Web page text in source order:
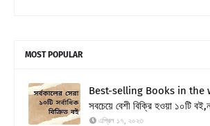
MOST POPULAR
Best-selling Books in the
সবচেয়ে বেশী বিক্রি হওয়া ১০টি
এপ্রিল ১৭, ২০২৩